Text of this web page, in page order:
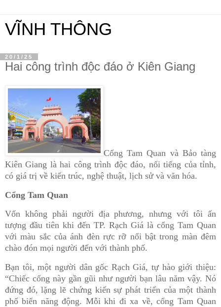
VĨNH THÔNG
20/1/25
Hai công trình độc đáo ở Kiên Giang
Cổng Tam Quan và Bảo tàng
Kiên Giang là hai công trình độc đáo, nổi tiếng của tỉnh,
có giá trị về kiến trúc, nghệ thuật, lịch sử và văn hóa.
Cổng Tam Quan
Vốn không phải người địa phương, nhưng với tôi ấn
tượng đầu tiên khi đến TP. Rạch Giá là cổng Tam Quan
với màu sắc của ánh đèn rực rỡ nổi bật trong màn đêm
chào đón mọi người đến với thành phố.
Bạn tôi, một người dân gốc Rạch Giá, tự hào giới thiệu:
“Chiếc cổng này gần gũi như người bạn lâu năm vậy. Nó
đứng đó, lặng lẽ chứng kiến sự phát triển của một thành
phố biển năng động. Mỗi khi đi xa về, cổng Tam Quan